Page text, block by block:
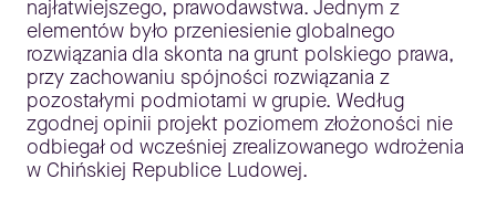
najłatwiejszego, prawodawstwa. Jednym z
elementów było przeniesienie globalnego
rozwiązania dla skonta na grunt polskiego prawa,
przy zachowaniu spójności rozwiązania z
pozostałymi podmiotami w grupie. Według
zgodnej opinii projekt poziomem złożoności nie
odbiegał od wcześniej zrealizowanego wdrożenia
w Chińskiej Republice Ludowej.